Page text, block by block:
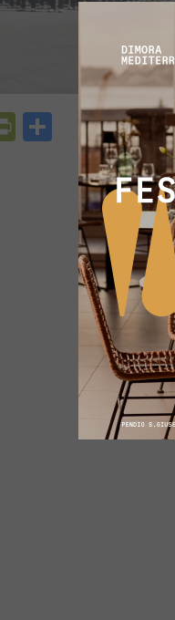
PrintFriendly
Condividi